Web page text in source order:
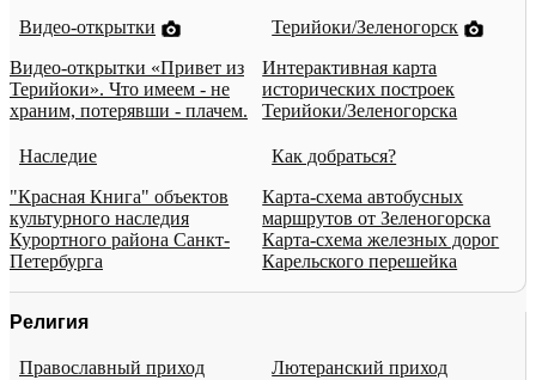
Видео-открытки
Видео-открытки «Привет из
Терийоки». Что имеем - не
храним, потерявши - плачем.
Терийоки/Зеленогорск
Интерактивная карта
исторических построек
Терийоки/Зеленогорска
Наследие
"Красная Книга" объектов
культурного наследия
Курортного района Санкт-
Петербурга
Как добраться?
Карта-схема автобусных
маршрутов от Зеленогорска
Карта-схема железных дорог
Карельского перешейка
Религия
Православный приход
Лютеранский приход